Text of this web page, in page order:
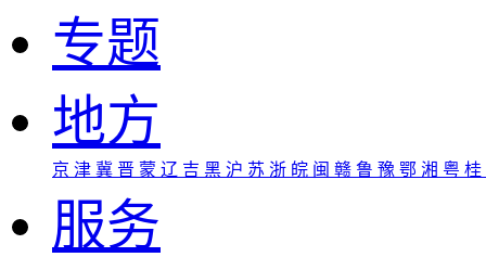
专题
地方
京 津 冀 晋 蒙 辽 吉 黑 沪 苏 浙 皖 闽 赣 鲁 豫 鄂 湘 粤 桂
服务